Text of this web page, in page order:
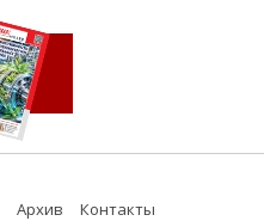
Архив Контакты